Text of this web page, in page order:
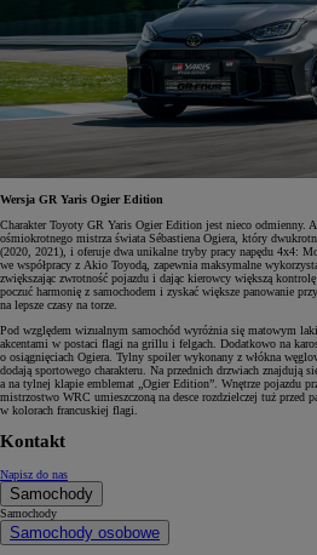
Wersja GR Yaris Ogier Edition
Charakter Toyoty GR Yaris Ogier Edition jest nieco odmienny.
ośmiokrotnego mistrza świata Sébastiena Ogiera, który
(2020, 2021), i oferuje dwa unikalne tryby pracy napędu 4x4:
we współpracy z Akio Toyodą, zapewnia maksymalne
zwiększając zwrotność pojazdu i dając kierowcy większą
poczuć harmonię z samochodem i zyskać większe panowanie
na lepsze czasy na torze.
Pod względem wizualnym samochód wyróżnia się matowym
akcentami w postaci flagi na grillu i felgach. Dodatkowo na
o osiągnięciach Ogiera. Tylny spoiler wykonany z włókna
dodają sportowego charakteru. Na przednich drzwiach znajdują
a na tylnej klapie emblemat „Ogier Edition”. Wnętrze pojazdu
mistrzostwo WRC umieszczoną na desce rozdzielczej tuż przed
w kolorach francuskiej flagi.
Kontakt
Napisz do nas
Samochody
Samochody
Samochody osobowe